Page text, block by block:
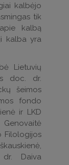
kalbėjo
tik
kalbą
kalba yra
Lietuvių
doc. dr.
šeimos
fondo
ir LKD
Filologijos
Daiva